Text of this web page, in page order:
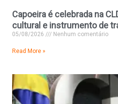
Capoeira é celebrada na
cultural e instrumento de
05/08/2026 Nenhum comentário
Read More »